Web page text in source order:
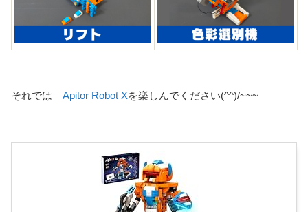
それでは Apitor Robot Xを楽しんでください(^^)/~~~